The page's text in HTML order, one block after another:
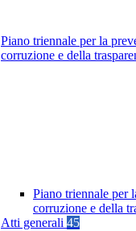
Piano triennale per la
corruzione e della
Piano triennale per
corruzione e della
Atti generali 45